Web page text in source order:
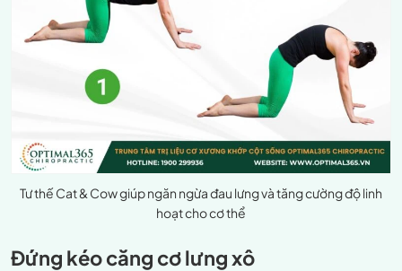
Tư thế Cat & Cow giúp ngăn ngừa đau lưng và tăng cường độ linh
hoạt cho cơ thể
Đứng kéo căng cơ lưng xô